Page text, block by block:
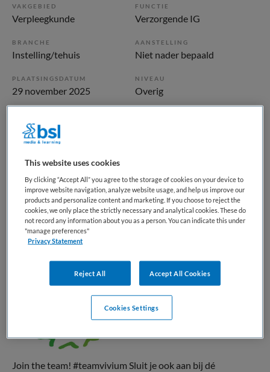
VAKGEBIED
Verpleegkunde
FUNCTIE
Verzorgende IG
BRANCHE
Instelling/tehuis
AANSTELLING
Niet nader bepaald
PLAATSINGSDATUM
29 november 2025
NIVEAU
Overig
Niet nader bepaald
Vacature niet beschikbaar
Deze vacature Verzorgende IG, Wijkteams Bussum en
Naarden bij Vivium is niet meer actueel. Hieronder staan
enkele vergelijkbare vacatures die voor u wellicht
interessant zijn.
Join the team! #teamvivium Sluit je ook aan bij dé
This website uses cookies
By clicking “Accept All” you agree to the storage of cookies on your device to
improve website navigation, analyze website usage, and help us improve our
products and personalize content and marketing. If you choose to reject the
cookies, we only place the strictly necessary and analytical cookies. These do
not record any information about you as a person. You can indicate this under
"manage preferences"
Privacy Statement
Reject All Accept All Cookies
Cookies Settings